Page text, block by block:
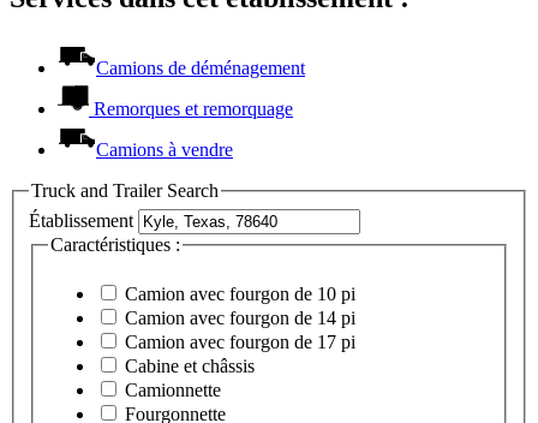
Camions de déménagement
Remorques et remorquage
Camions à vendre
Truck and Trailer Search
Établissement
Caractéristiques :
Camion avec fourgon de 10 pi
Camion avec fourgon de 14 pi
Camion avec fourgon de 17 pi
Cabine et châssis
Camionnette
Fourgonnette